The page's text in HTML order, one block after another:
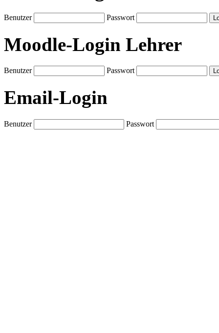
Benutzer Passwort
Moodle-Login Lehrer
Benutzer Passwort
Email-Login
Benutzer Passwort